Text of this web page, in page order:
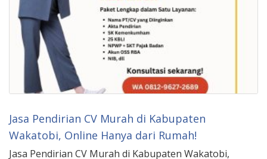
Jasa Pendirian CV Murah di Kabupaten
Wakatobi, Online Hanya dari Rumah!
Jasa Pendirian CV Murah di Kabupaten Wakatobi,